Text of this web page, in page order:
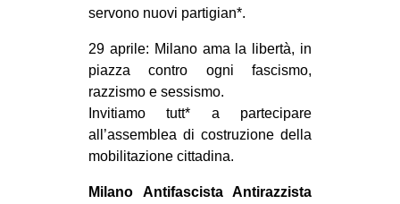
servono nuovi partigian*.
29 aprile: Milano ama la libertà, in
piazza contro ogni fascismo,
razzismo e sessismo.
Invitiamo tutt* a partecipare
all’assemblea di costruzione della
mobilitazione cittadina.
Milano Antifascista Antirazzista